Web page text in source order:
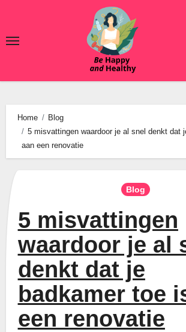
de
Home
Blog
5 misvattingen waardoor je al snel denkt dat
aan een renovatie
Blog
5 misvattingen
waardoor je al
denkt dat je
badkamer toe
een renovatie